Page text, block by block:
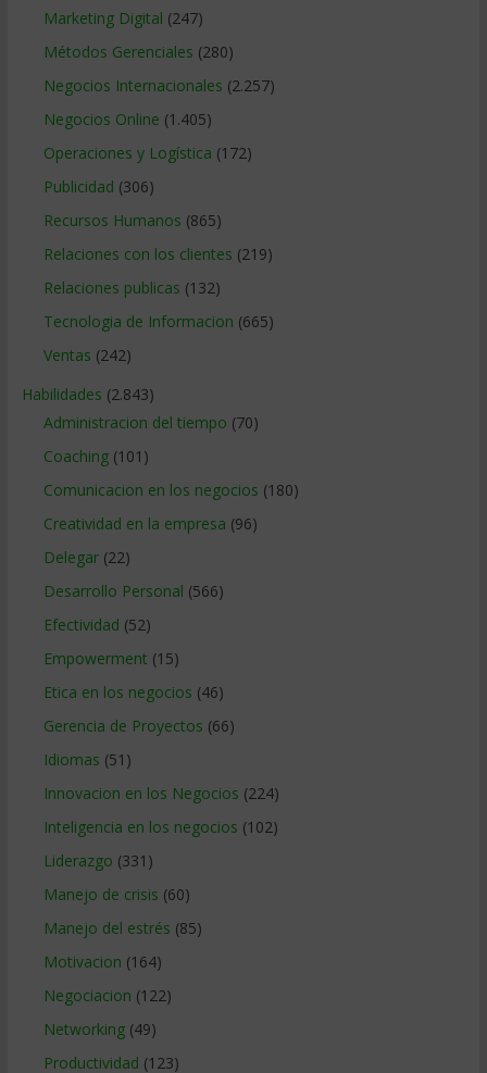
Marketing Digital (247)
Métodos Gerenciales (280)
Negocios Internacionales (2.257)
Negocios Online (1.405)
Operaciones y Logística (172)
Publicidad (306)
Recursos Humanos (865)
Relaciones con los clientes (219)
Relaciones publicas (132)
Tecnologia de Informacion (665)
Ventas (242)
Habilidades (2.843)
Administracion del tiempo (70)
Coaching(101)
Comunicacion en los negocios (180)
Creatividad en la empresa (96)
Delegar(22)
Desarrollo Personal (566)
Efectividad (52)
Empowerment (15)
Etica en los negocios (46)
Gerencia de Proyectos (66)
Idiomas (51)
Innovacion en los Negocios (224)
Inteligencia en los negocios (102)
Liderazgo (331)
Manejo de crisis (60)
Manejo del estrés (85)
Motivacion (164)
Negociacion (122)
Networking(49)
Productividad (123)